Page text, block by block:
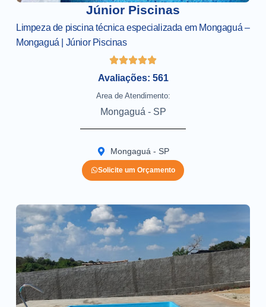
Júnior Piscinas
Limpeza de piscina técnica especializada em Mongaguá –
Mongaguá | Júnior Piscinas
Avaliações: 561
Area de Atendimento:
Mongaguá - SP
Mongaguá - SP
Solicite um Orçamento